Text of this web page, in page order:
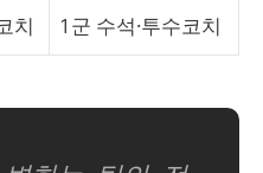
치 1군 수석·투수코치